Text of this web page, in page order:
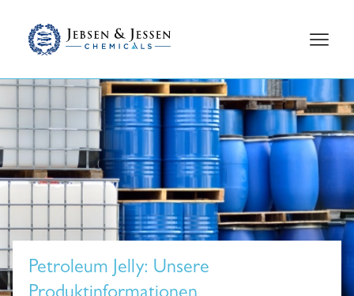
Petroleum Jelly: Unsere